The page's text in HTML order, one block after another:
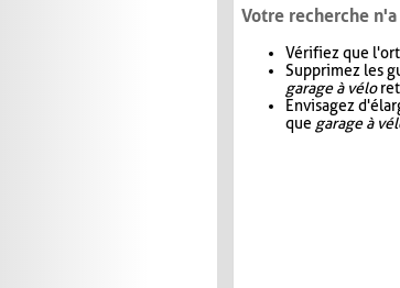
Votre recherche
Vérifiez que
Supprimez les
garage à vélo
Envisagez
que garage à